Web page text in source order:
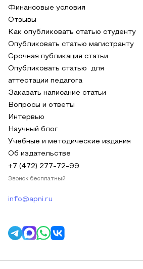
Финансовые условия
Отзывы
Как опубликовать статью студенту
Опубликовать статью магистранту
Срочная публикация статьи
Опубликовать статью для
аттестации педагога
Заказать написание статьи
Вопросы и ответы
Интервью
Научный блог
Учебные и методические издания
Об издательстве
+7 (472) 277-72-99
Звонок бесплатный
info@apni.ru